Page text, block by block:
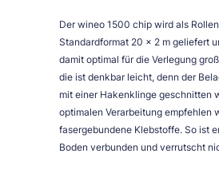
Der wineo 1500 chip wird als
Standardformat 20 x 2 m geliefert
damit optimal für die Verlegung
die ist denkbar leicht, denn der
mit einer Hakenklinge geschnitten
optimalen Verarbeitung empfehlen
fasergebundene Klebstoffe. So ist
Boden verbunden und verrutscht